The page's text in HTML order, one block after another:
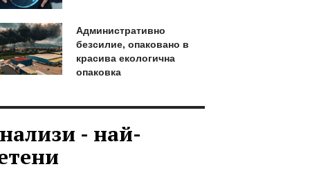
Административно
безсилие, опаковано в
красива екологична
опаковка
- най-